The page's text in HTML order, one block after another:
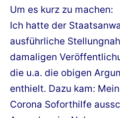
Um es kurz zu machen:
Ich hatte der
ausführliche
damaligen
die u.a. die obigen
enthielt. Dazu kam:
Corona Soforthilfe